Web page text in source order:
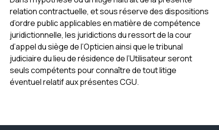
relation contractuelle, et sous réserve des dispositions
d’ordre public applicables en matière de compétence
juridictionnelle, les juridictions du ressort de la cour
d’appel du siège de l’Opticien ainsi que le tribunal
judiciaire du lieu de résidence de l’Utilisateur seront
seuls compétents pour connaître de tout litige
éventuel relatif aux présentes CGU.